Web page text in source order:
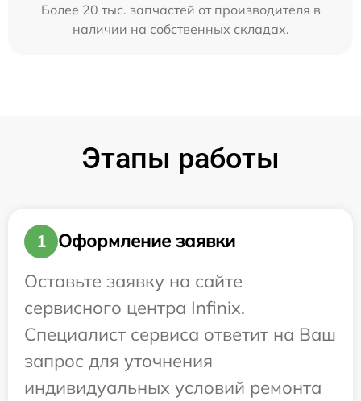
Более 20 тыс. запчастей от производителя в
наличии на собственных складах.
Этапы работы
1
Оформление заявки
Оставьте заявку на сайте
сервисного центра Infinix.
Специалист сервиса ответит на Ваш
запрос для уточнения
индивидуальных условий ремонта